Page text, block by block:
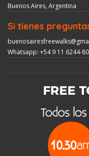
Buenos Aires, Argentina
Si tienes
Whatsapp: +54 9 11 6244-